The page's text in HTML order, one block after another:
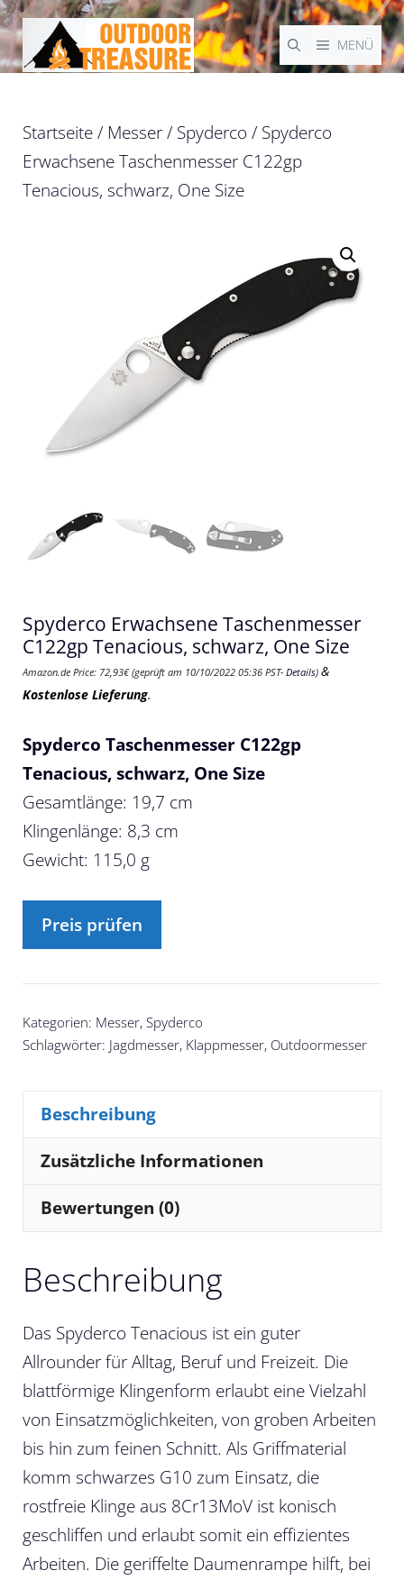
Zum
Inhalt
springen
MENÜ
Startseite/ Messer/ Spyderco / Spyderco
Erwachsene Taschenmesser C122gp
Tenacious, schwarz, One Size
Spyderco Erwachsene Taschenmesser
C122gp Tenacious, schwarz, One Size
Amazon.de Price: 72,93€(geprüft am 10/10/2022 05:36 PST- Details) &
Kostenlose Lieferung.
Spyderco Taschenmesser C122gp
Tenacious, schwarz, One Size
Gesamtlänge: 19,7 cm
Klingenlänge: 8,3 cm
Gewicht: 115,0 g
Preis prüfen
Kategorien: Messer, Spyderco
Schlagwörter: Jagdmesser, Klappmesser, Outdoormesser
Beschreibung
Zusätzliche Informationen
Bewertungen (0)
Beschreibung
Das Spyderco Tenacious ist ein guter
Allrounder für Alltag, Beruf und Freizeit. Die
blattförmige Klingenform erlaubt eine Vielzahl
von Einsatzmöglichkeiten, von groben Arbeiten
bis hin zum feinen Schnitt. Als Griffmaterial
komm schwarzes G10 zum Einsatz, die
rostfreie Klinge aus 8Cr13MoV ist konisch
geschliffen und erlaubt somit ein effizientes
Arbeiten. Die geriffelte Daumenrampe hilft, bei